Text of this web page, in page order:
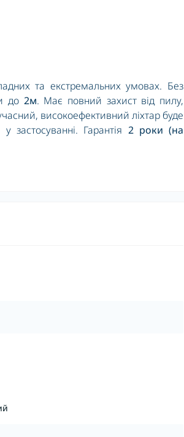
та екстремальних умовах. Без
до 2м. Має повний захист від пилу,
високоефективний ліхтар буде
застосуванні. Гарантія 2 роки (на